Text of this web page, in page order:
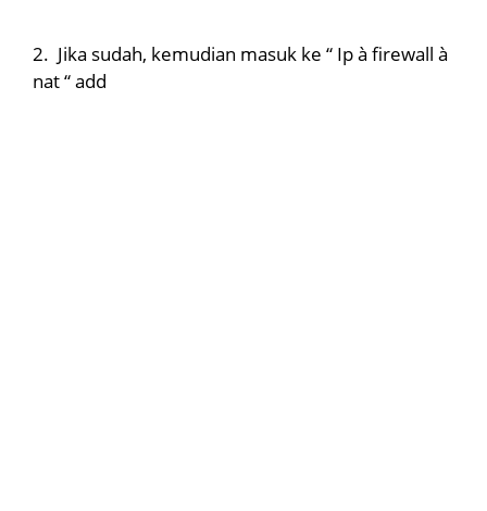
2. Jika sudah, kemudian masuk ke “ Ipà firewall à
nat “ add